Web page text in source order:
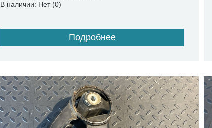
В наличии: Нет (0)
Подробнее